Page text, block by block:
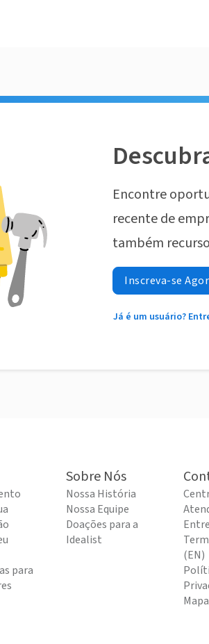
Encontre
recente de
também
Inscreva-se
Já é um usuário?
para
Sobre Nós
Nossa História
Nossa Equipe
Doações para a
Idealist
(EN)